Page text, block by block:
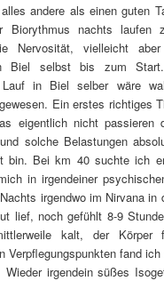
andere als einen guten
Biorythmus nachts laufen
Nervosität, vielleicht
Biel selbst bis zum
in Biel selber wäre
Ein erstes richtiges
eigentlich nicht passieren
solche Belastungen
bin. Bei km 40 suchte ich
in irgendeiner
irgendwo im Nirvana in
lief, noch gefühlt 8-9
kalt, der Körper
Verpflegungspunkten fand
irgendein süßes